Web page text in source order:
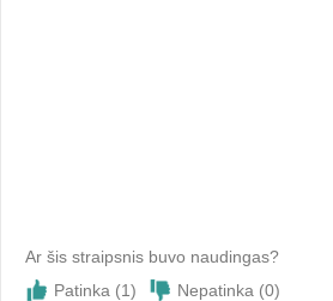
Ar šis straipsnis buvo naudingas?
Patinka (1) Nepatinka (0)